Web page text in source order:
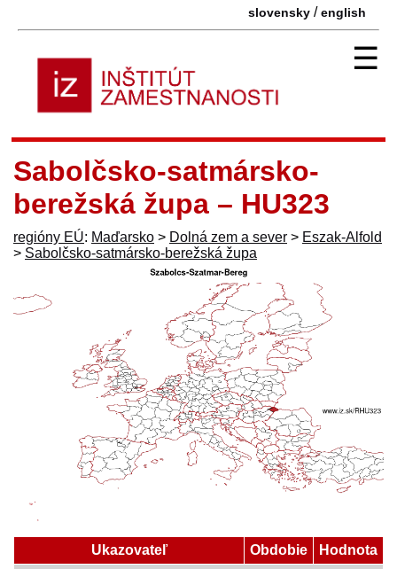
slovensky /english
☰
Sabolčsko-satmársko-
berežská župa – HU323
regióny EÚ: Maďarsko > Dolná zem a sever > Eszak-Alfold
> Sabolčsko-satmársko-berežská župa
Ukazovateľ Obdobie
Hodnota